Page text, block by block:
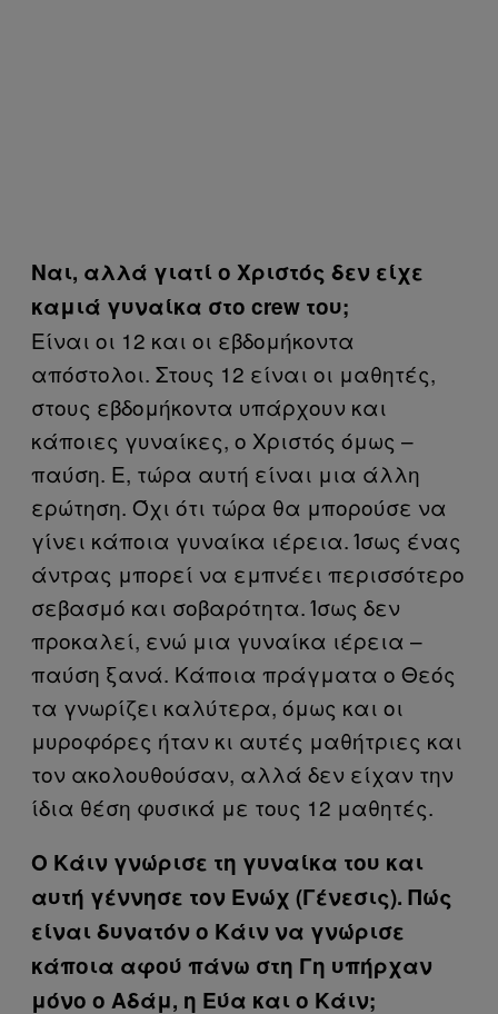
Ναι, αλλά γιατί ο Χριστός δεν είχε
καμιά γυναίκα στο crew του;
Είναι οι 12 και οι εβδομήκοντα
απόστολοι. Στους 12 είναι οι μαθητές,
στους εβδομήκοντα υπάρχουν και
κάποιες γυναίκες, ο Χριστός όμως –
παύση. Ε, τώρα αυτή είναι μια άλλη
ερώτηση. Όχι ότι τώρα θα μπορούσε να
γίνει κάποια γυναίκα ιέρεια. Ίσως ένας
άντρας μπορεί να εμπνέει περισσότερο
σεβασμό και σοβαρότητα. Ίσως δεν
προκαλεί, ενώ μια γυναίκα ιέρεια –
παύση ξανά. Κάποια πράγματα ο Θεός
τα γνωρίζει καλύτερα, όμως και οι
μυροφόρες ήταν κι αυτές μαθήτριες και
τον ακολουθούσαν, αλλά δεν είχαν την
ίδια θέση φυσικά με τους 12 μαθητές.
Ο Κάιν γνώρισε τη γυναίκα του και
αυτή γέννησε τον Ενώχ (Γένεσις). Πώς
είναι δυνατόν ο Κάιν να γνώρισε
κάποια αφού πάνω στη Γη υπήρχαν
μόνο ο Αδάμ, η Εύα και ο Κάιν;